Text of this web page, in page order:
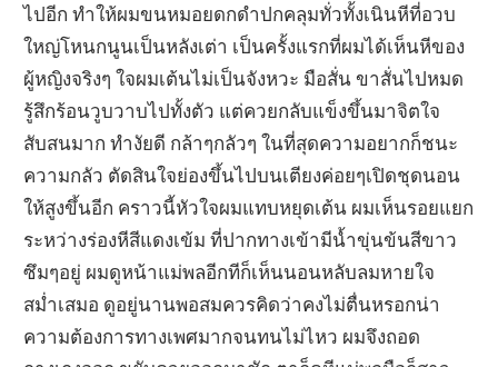
ไปอีก ทำให้ผมขนหมอยดกดำปกคลุมทั่วทั้งเนินหีที่อวบ
ใหญ่โหนกนูนเป็นหลังเต่า เป็นครั้งแรกที่ผมได้เห็นหีของ
ผู้หญิงจริงๆ ใจผมเต้นไม่เป็นจังหวะ มือสั่น ขาสั่นไปหมด
รู้สึกร้อนวูบวาบไปทั้งตัว แต่ควยกลับแข็งขึ้นมาจิตใจ
สับสนมาก ทำงัยดี กล้าๆกลัวๆ ในที่สุดความอยากก็ชนะ
ความกลัว ตัดสินใจย่องขึ้นไปบนเตียงค่อยๆเปิดชุดนอน
ให้สูงขึ้นอีก คราวนี้หัวใจผมแทบหยุดเต้น ผมเห็นรอยแยก
ระหว่างร่องหีสีแดงเข้ม ที่ปากทางเข้ามีน้ำขุ่นข้นสีขาว
ซึมๆอยู่ ผมดูหน้าแม่พลอีกทีก็เห็นนอนหลับลมหายใจ
สม่ำเสมอ ดูอยู่นานพอสมควรคิดว่าคงไม่ตื่นหรอกน่า
ความต้องการทางเพศมากจนทนไม่ไหว ผมจึงถอด